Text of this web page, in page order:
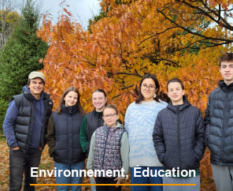
Environnement,Éducation